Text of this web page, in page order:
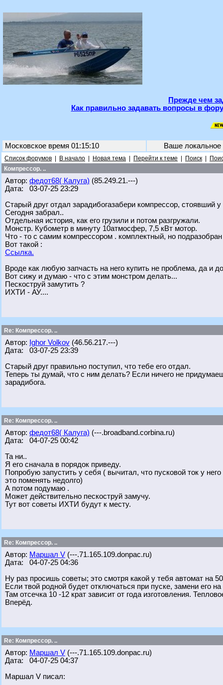
Прежде чем
Как правильно задавать вопросы в
Московское время 01:15:10 Ваше
Список форумов В начало Новая тема Перейти к теме Поиск
Компрессор. ..
Автор: федот68( Калуга) (85.249.21.---)
Дата: 03-07-25 23:29
Старый друг отдал зарадибогазабери компрессор, стоявший у
Сегодня забрал..
Отдельная история, как его грузили и потом разгружали.
Монстр. Кубометр в минуту 10атмосфер, 7,5 кВт мотор.
Что - то с самим компрессором . комплектный, но
Вот такой :
Ссылка.
Вроде как любую запчасть на него купить не проблема, да и
Вот сижу и думаю - что с этим монстром делать...
Пескоструй замутить ?
ИХТИ - АУ....
Re: Компрессор. ..
Автор: Ighor Volkov (46.56.217.---)
Дата: 03-07-25 23:39
Старый друг правильно поступил, что тебе его отдал.
Теперь ты думай, что с ним делать? Если ничего не
зарадибога.
Re: Компрессор. ..
Автор: федот68( Калуга) (---.broadband.corbina.ru)
Дата: 04-07-25 00:42
Та ни..
Я его сначала в порядок приведу.
Попробую запустить у себя ( вычитал, что пусковой ток у
это поменять недолго)
А потом подумаю .
Может действительно пескоструй замучу.
Тут вот советы ИХТИ будут к месту.
Re: Компрессор. ..
Автор: Маршал V (---.71.165.109.donpac.ru)
Дата: 04-07-25 04:36
Ну раз просишь советы; это смотря какой у тебя автомат на
Если твой родной будет отключаться при пуске, замени его
Там отсечка 10 -12 крат зависит от года изготовления.
Вперёд.
Re: Компрессор. ..
Автор: Маршал V (---.71.165.109.donpac.ru)
Дата: 04-07-25 04:37
Маршал V писал: